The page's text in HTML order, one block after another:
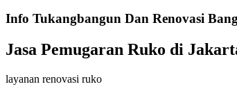
Info Tukangbangun Dan Renovasi
Jasa Pemugaran Ruko di
layanan renovasi ruko